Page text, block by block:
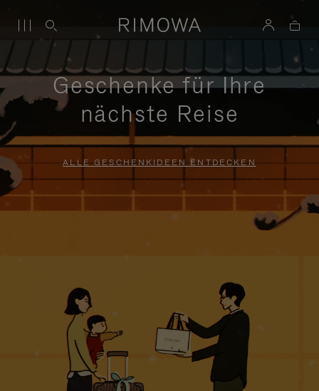
Geschenke für Ihre
nächste Reise
ALLE GESCHENKIDEEN ENTDECKEN